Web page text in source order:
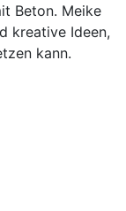
Beton. Meike
kreative Ideen,
kann.